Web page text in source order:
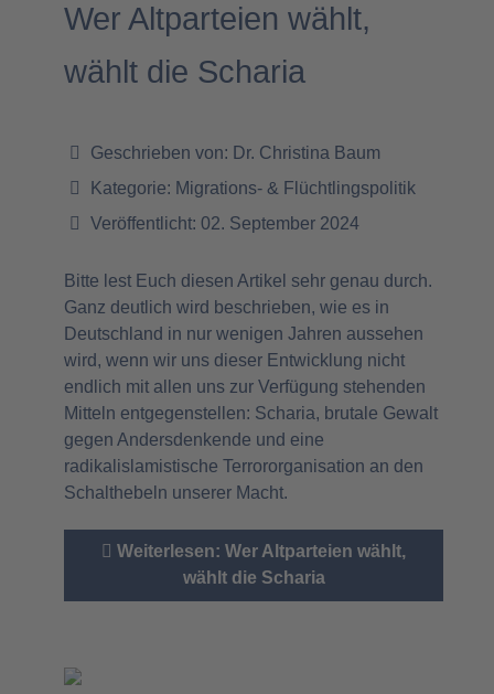
Wer Altparteien wählt,
wählt die Scharia
Geschrieben von: Dr. Christina Baum
Kategorie: Migrations- & Flüchtlingspolitik
Veröffentlicht: 02. September 2024
Bitte lest Euch diesen Artikel sehr genau durch.
Ganz deutlich wird beschrieben, wie es in
Deutschland in nur wenigen Jahren aussehen
wird, wenn wir uns dieser Entwicklung nicht
endlich mit allen uns zur Verfügung stehenden
Mitteln entgegenstellen: Scharia, brutale Gewalt
gegen Andersdenkende und eine
radikalislamistische Terrororganisation an den
Schalthebeln unserer Macht.
Weiterlesen: Wer Altparteien wählt,
wählt die Scharia